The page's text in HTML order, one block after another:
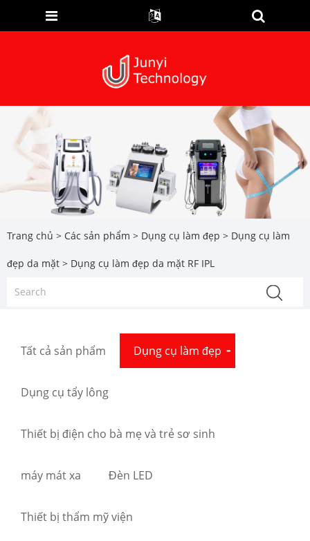
Trang chủ > Các sản phẩm > Dụng cụ làm đẹp > Dụng cụ làm
đẹp da mặt > Dụng cụ làm đẹp da mặt RF IPL
Tất cả sản phẩm Dụng cụ làm đẹp
Dụng cụ tẩy lông
Thiết bị điện cho bà mẹ và trẻ sơ sinh
máy mát xa Đèn LED
Thiết bị thẩm mỹ viện